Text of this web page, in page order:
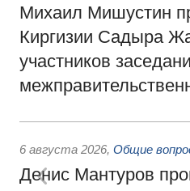
Михаил Мишустин
Киргизии Садыра
участников
6 августа 2026, Общие
Денис Мантуров